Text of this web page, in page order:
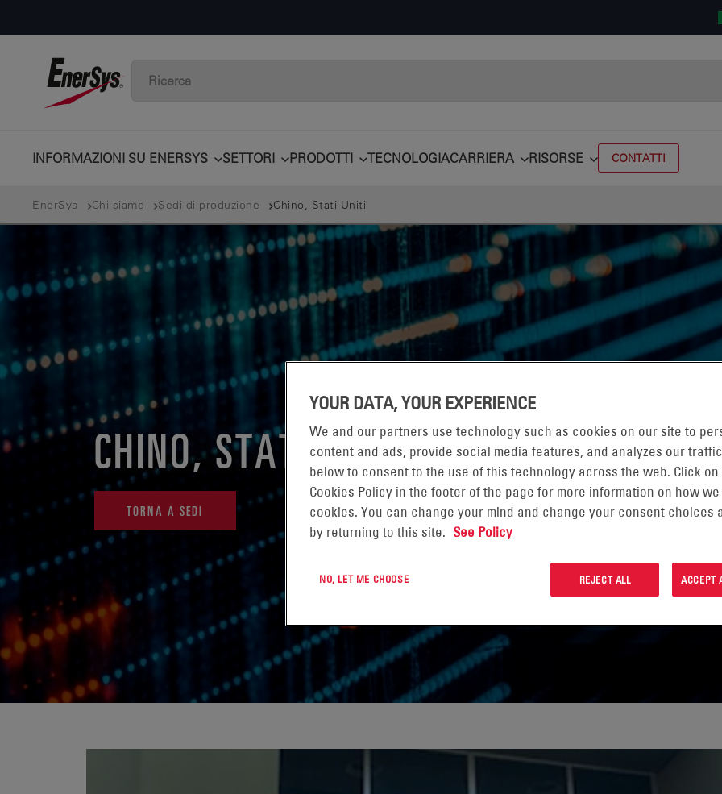
INFORMAZIONI SU ENERSYS SETTORI PRODOTTI TECNOLOGIACARRIERA RISORSE CONTATTI
EnerSys Chi siamo Sedi di produzione Chino, Stati Uniti
CHINO, STATI UNITI
TORNA A SEDI
YOUR DATA, YOUR EXPERIENCE
We and our partners use technology such as cookies on our site to
content and ads, provide social media features, and analyzes our
below to consent to the use of this technology across the web. Click on
Cookies Policy in the footer of the page for more information on how
cookies. You can change your mind and change your consent choices
by returning to this site. See Policy
NO, LET ME CHOOSE REJECT ALL ACCEPT